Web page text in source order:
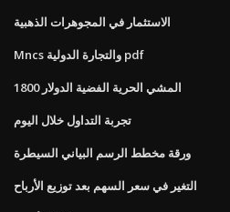
الاستثمار في المجوهرات الذهبية
Mncs والتجارة الدولية pdf
المشي الحرية الفضية الدولار 1800
تجربة التداول خلال اليوم
ورقة مخطط الرسم البياني السيطرة
التغير في سعر السهم بعد توزيع الأرباح